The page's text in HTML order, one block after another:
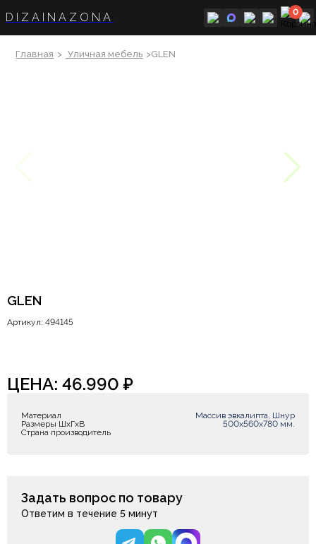
DIZAINAZONA 0
Главная > Уличная мебель >GLEN
GLEN
Артикул: 494145
ЦЕНА: 46.990 ₽
Материал
Массив эвкалипта, Шнур
Размеры ШxГxВ
500х560х780 мм.
Страна производитель
Задать вопрос по товару
Ответим в течение 5 минут